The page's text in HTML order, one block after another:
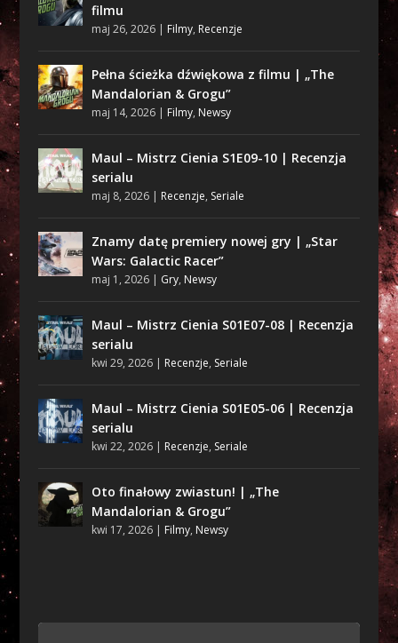
filmu
maj 26, 2026| Filmy, Recenzje
Pełna ścieżka dźwiękowa z filmu | „The
Mandalorian & Grogu”
maj 14, 2026| Filmy, Newsy
Maul – Mistrz Cienia S1E09-10 | Recenzja
serialu
maj 8, 2026| Recenzje, Seriale
Znamy datę premiery nowej gry | „Star
Wars: Galactic Racer”
maj 1, 2026| Gry, Newsy
Maul – Mistrz Cienia S01E07-08 | Recenzja
serialu
kwi 29, 2026| Recenzje, Seriale
Maul – Mistrz Cienia S01E05-06 | Recenzja
serialu
kwi 22, 2026| Recenzje, Seriale
Oto finałowy zwiastun! | „The
Mandalorian & Grogu”
kwi 17, 2026| Filmy, Newsy